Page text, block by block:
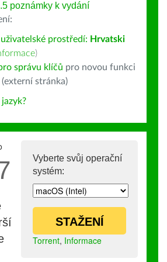
poznámky k vydání
uživatelské prostředí: Hrvatski
)
správu klíčů pro novou funkci
stránka)
Vyberte svůj operační
systém:
STAŽENÍ
Torrent, Informace